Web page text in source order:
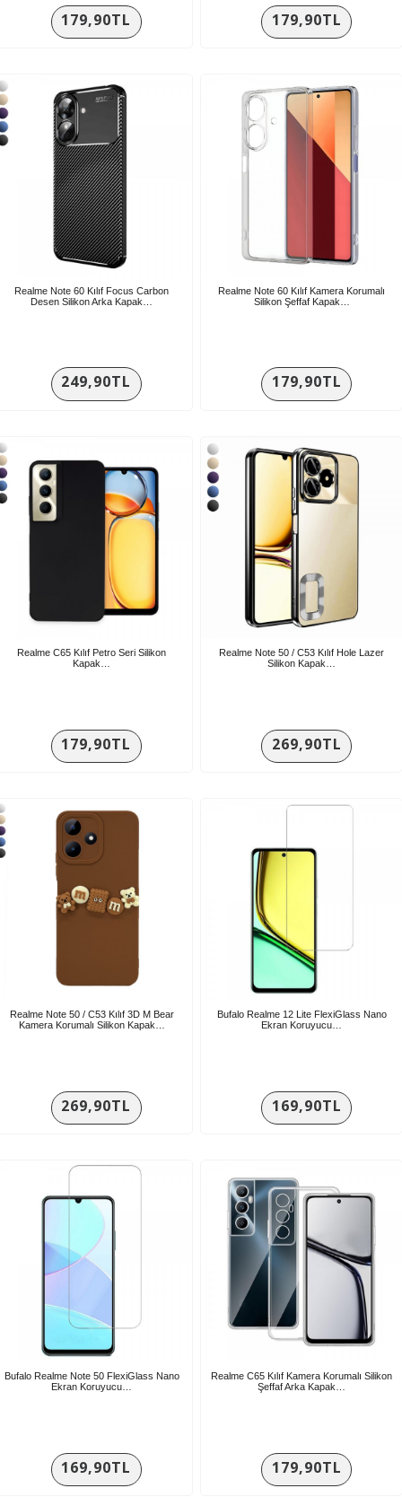
179,90TL 179,90TL
Realme Note 60 Kılıf Focus Carbon
Desen Silikon Arka Kapak…
249,90TL
Realme Note 60 Kılıf Kamera Korumalı
Silikon Şeffaf Kapak…
179,90TL
Realme C65 Kılıf Petro Seri Silikon
Kapak…
179,90TL
Realme Note 50 / C53 Kılıf Hole Lazer
Silikon Kapak…
269,90TL
Realme Note 50 / C53 Kılıf 3D M Bear
Kamera Korumalı Silikon Kapak…
269,90TL
Bufalo Realme 12 Lite FlexiGlass Nano
Ekran Koruyucu…
169,90TL
Bufalo Realme Note 50 FlexiGlass Nano
Ekran Koruyucu…
169,90TL
Realme C65 Kılıf Kamera Korumalı Silikon
Şeffaf Arka Kapak…
179,90TL